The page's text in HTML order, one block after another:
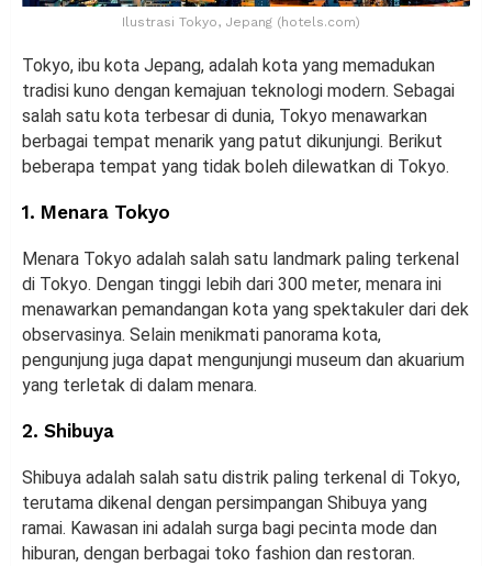
Ilustrasi Tokyo, Jepang (hotels.com)
Tokyo, ibu kota Jepang, adalah kota yang memadukan
tradisi kuno dengan kemajuan teknologi modern. Sebagai
salah satu kota terbesar di dunia, Tokyo menawarkan
berbagai tempat menarik yang patut dikunjungi. Berikut
beberapa tempat yang tidak boleh dilewatkan di Tokyo.
1. Menara Tokyo
Menara Tokyo adalah salah satu landmark paling terkenal
di Tokyo. Dengan tinggi lebih dari 300 meter, menara ini
menawarkan pemandangan kota yang spektakuler dari dek
observasinya. Selain menikmati panorama kota,
pengunjung juga dapat mengunjungi museum dan akuarium
yang terletak di dalam menara.
2. Shibuya
Shibuya adalah salah satu distrik paling terkenal di Tokyo,
terutama dikenal dengan persimpangan Shibuya yang
ramai. Kawasan ini adalah surga bagi pecinta mode dan
hiburan, dengan berbagai toko fashion dan restoran.